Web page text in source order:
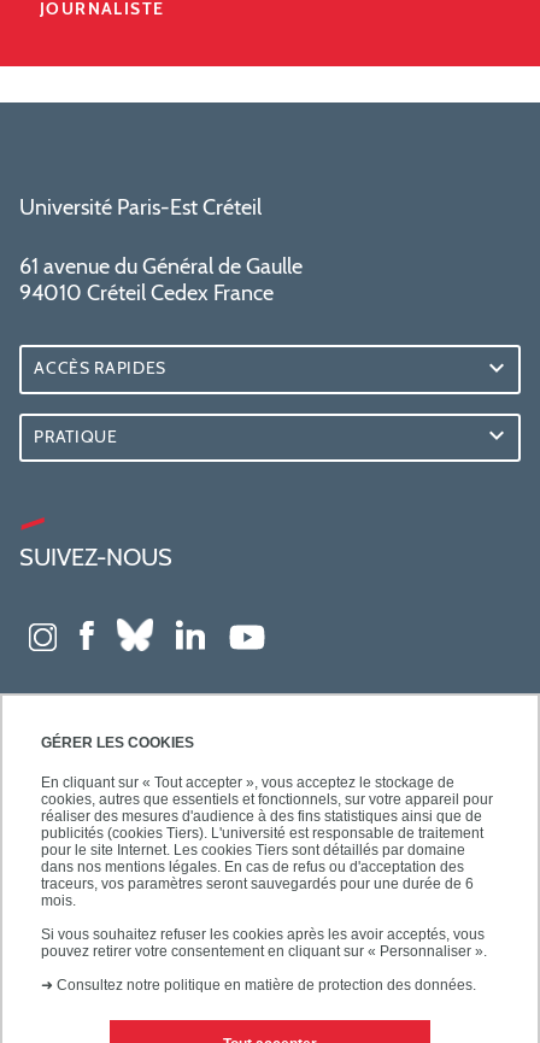
GÉRER LES COOKIES
En cliquant sur « Tout accepter », vous acceptez le stockage de
cookies, autres que essentiels et fonctionnels, sur votre appareil pour
réaliser des mesures d'audience à des fins statistiques ainsi que de
publicités (cookies Tiers). L'université est responsable de traitement
pour le site Internet. Les cookies Tiers sont détaillés par domaine
dans nos mentions légales. En cas de refus ou d'acceptation des
traceurs, vos paramètres seront sauvegardés pour une durée de 6
mois.
Si vous souhaitez refuser les cookies après les avoir acceptés, vous
pouvez retirer votre consentement en cliquant sur « Personnaliser ».
➜ Consultez notre politique en matière de protection des données.
JOURNALISTE
Université Paris-Est Créteil
61 avenue du Général de Gaulle
94010 Créteil Cedex France
ACCÈS RAPIDES
PRATIQUE
SUIVEZ-NOUS